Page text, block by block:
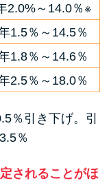
と工面法
でも審査に通
クか確かめる
っちがいい
の選び方を徹
2.0%～14.0％※
1.5％～14.5％
1.8％～14.6％
2.5％～18.0％
％引き下げ。引
％
されることがほ